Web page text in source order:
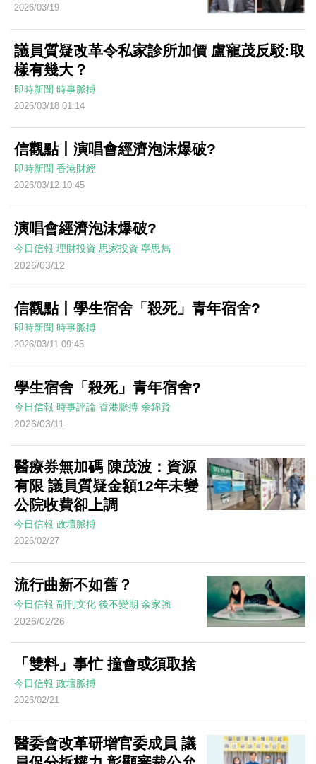
2026/03/19
議員質疑改革令私家診所加價 盧寵茂反駁:取
樣有幾大？
即時新聞 時事脈搏
2026/03/18 01:14
信觀點丨演唱會經濟泡沫爆破?
即時新聞 香港財經
2026/03/12 10:45
演唱會經濟泡沫爆破?
今日信報 理財投資 思家投資 寧思雋
2026/03/12
信觀點丨學生宿舍「殺死」青年宿舍?
即時新聞 時事脈搏
2026/03/11 09:45
學生宿舍「殺死」青年宿舍?
今日信報 時事評論 香港脈搏 余錦賢
2026/03/11
醫療券無加碼 陳茂波：資源
有限 議員質疑金額12年未變
公院收費卻上調
今日信報 政壇脈搏
2026/02/27
流行曲新不如舊？
今日信報 副刊文化 後不變期 余家強
2026/02/26
「雙料」事忙 撞會或須取捨
今日信報 政壇脈搏
2026/02/21
醫委會改革研增官委成員 議